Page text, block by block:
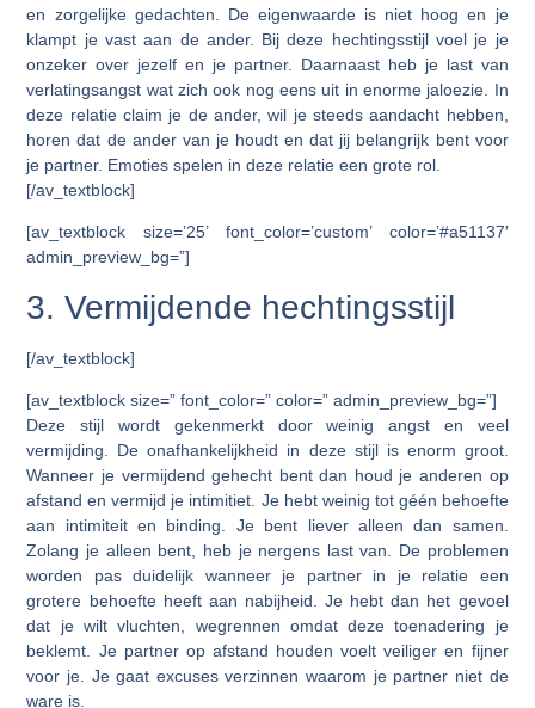
en zorgelijke gedachten. De eigenwaarde is niet hoog en je
klampt je vast aan de ander. Bij deze hechtingsstijl voel je je
onzeker over jezelf en je partner. Daarnaast heb je last van
verlatingsangst wat zich ook nog eens uit in enorme jaloezie. In
deze relatie claim je de ander, wil je steeds aandacht hebben,
horen dat de ander van je houdt en dat jij belangrijk bent voor
je partner. Emoties spelen in deze relatie een grote rol.
[/av_textblock]
[av_textblock size=’25’ font_color=’custom’ color=’#a51137′
admin_preview_bg=”]
3. Vermijdende hechtingsstijl
[/av_textblock]
[av_textblock size=” font_color=” color=” admin_preview_bg=”]
Deze stijl wordt gekenmerkt door weinig angst en veel
vermijding. De onafhankelijkheid in deze stijl is enorm groot.
Wanneer je vermijdend gehecht bent dan houd je anderen op
afstand en vermijd je intimitiet. Je hebt weinig tot géén behoefte
aan intimiteit en binding. Je bent liever alleen dan samen.
Zolang je alleen bent, heb je nergens last van. De problemen
worden pas duidelijk wanneer je partner in je relatie een
grotere behoefte heeft aan nabijheid. Je hebt dan het gevoel
dat je wilt vluchten, wegrennen omdat deze toenadering je
beklemt. Je partner op afstand houden voelt veiliger en fijner
voor je. Je gaat excuses verzinnen waarom je partner niet de
ware is.